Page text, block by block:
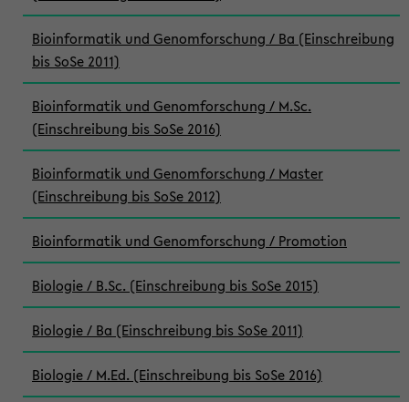
Bioinformatik und Genomforschung / Ba (Einschreibung
bis SoSe 2011)
Bioinformatik und Genomforschung / M.Sc.
(Einschreibung bis SoSe 2016)
Bioinformatik und Genomforschung / Master
(Einschreibung bis SoSe 2012)
Bioinformatik und Genomforschung / Promotion
Biologie / B.Sc. (Einschreibung bis SoSe 2015)
Biologie / Ba (Einschreibung bis SoSe 2011)
Biologie / M.Ed. (Einschreibung bis SoSe 2016)